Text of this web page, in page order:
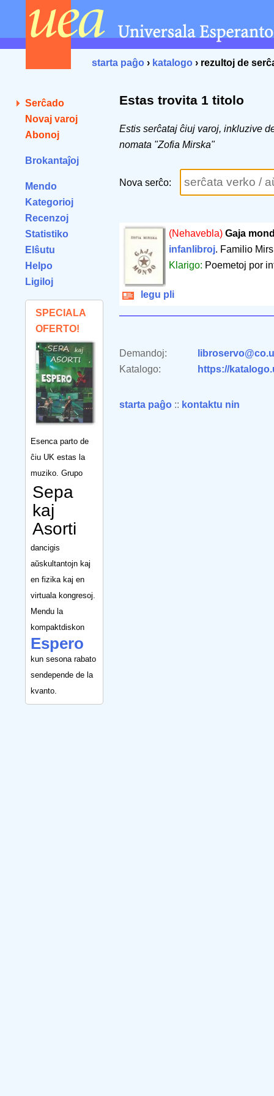
starta paĝo › katalogo › rezultoj de
Serĉado
Novaj varoj
Abonoj
Brokantaĵoj
Mendo
Kategorioj
Recenzoj
Statistiko
Elŝutu
Helpo
Ligiloj
SPECIALA
OFERTO!
Esenca parto de
ĉiu UK estas la
muziko. Grupo
Sepa
kaj
Asorti
dancigis
aŭskultantojn kaj
en fizika kaj en
virtuala kongresoj.
Mendu la
kompaktdiskon
Espero
kun sesona rabato
sendepende de la
kvanto.
Estas trovita 1 titolo
Estis serĉataj ĉiuj varoj, inkluzive
nomata "Zofia Mirska"
Nova serĉo:
(Nehavebla) Gaja
infanlibroj. Familio
Klarigo: Poemetoj por
legu pli
Demandoj:
Katalogo:
https://
starta paĝo :: kontaktu nin